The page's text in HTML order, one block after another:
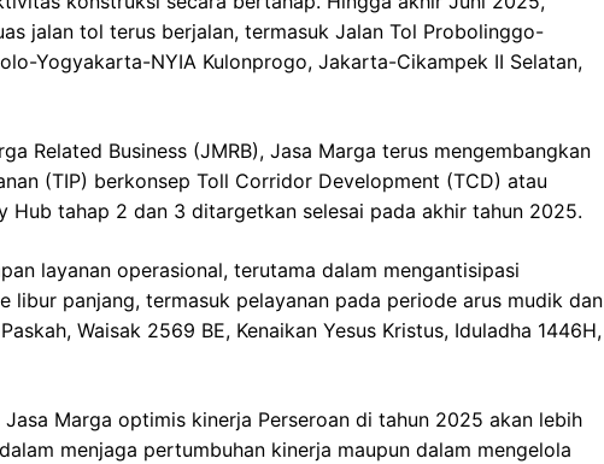
jalan tol terus berjalan, termasuk Jalan Tol Probolinggo-
Yogyakarta-NYIA Kulonprogo, Jakarta-Cikampek II Selatan,
Related Business (JMRB), Jasa Marga terus mengembangkan
(TIP) berkonsep Toll Corridor Development (TCD) atau
Hub tahap 2 dan 3 ditargetkan selesai pada akhir tahun 2025.
layanan operasional, terutama dalam mengantisipasi
libur panjang, termasuk pelayanan pada periode arus mudik dan
Waisak 2569 BE, Kenaikan Yesus Kristus, Iduladha 1446H,
Marga optimis kinerja Perseroan di tahun 2025 akan lebih
menjaga pertumbuhan kinerja maupun dalam mengelola